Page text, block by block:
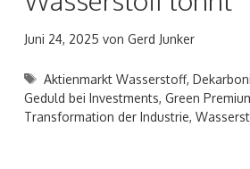
Juni 24, 2025 von Gerd Junker
Schlagwörter
Aktienmarkt Wasserstoff,
Geduld bei Investments, Green
Transformation der Industrie,